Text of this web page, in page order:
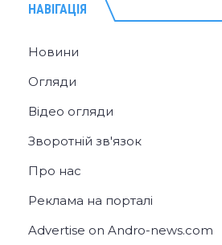
НАВІГАЦІЯ
Новини
Огляди
Відео огляди
Зворотній зв'язок
Про нас
Реклама на порталі
Advertise on Andro-news.com